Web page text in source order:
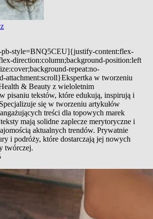
pb-style=BNQ5CEU]{justify-content:flex-
direction:column;background-position:left
repeat:no-
attachment:scroll}Ekspertka w tworzeniu
& Beauty z wieloletnim
pisaniu tekstów, które edukują, inspirują i
się w tworzeniu artykułów
treści dla topowych marek
mają solidne zaplecze merytoryczne i
aktualnych trendów. Prywatnie
i podróży, które dostarczają jej nowych
twórczej.